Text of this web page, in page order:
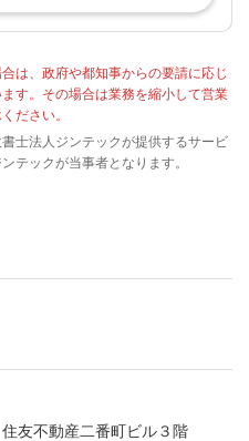
は、政府や都知事からの要請に応じ
す。その場合は業務を縮小して営業
ださい。
士法人ジンテックが提供するサービ
テックが当事者となります。
友不動産二番町ビル３階